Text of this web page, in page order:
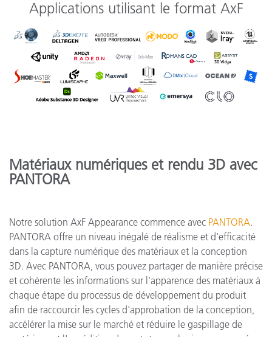
Applications utilisant le format AxF
Matériaux numériques et rendu 3D avec
PANTORA
Notre solution AxF Appearance commence avec PANTORA.
PANTORA offre un niveau inégalé de réalisme et d'efficacité
dans la capture numérique des matériaux et la conception
3D. Avec PANTORA, vous pouvez partager de manière précise
et cohérente les informations sur l'apparence des matériaux à
chaque étape du processus de développement du produit
afin de raccourcir les cycles d'approbation de la conception,
accélérer la mise sur le marché et réduire le gaspillage de